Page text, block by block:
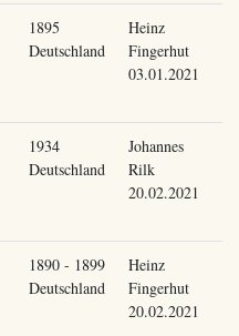
1895
Deutschland
Heinz
Fingerhut
03.01.2021
1934
Deutschland
Johannes
Rilk
20.02.2021
1890 - 1899
Deutschland
Heinz
Fingerhut
20.02.2021